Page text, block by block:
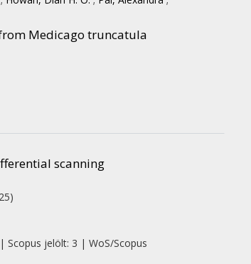
Medicago truncatula
scanning
jelölt: 3 | WoS/Scopus